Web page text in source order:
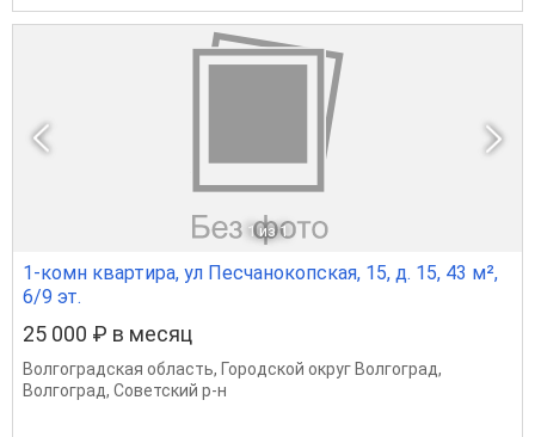
1 из 1
1-комн квартира, ул Песчанокопская, 15, д. 15, 43 м²,
6/9 эт.
25 000 ₽ в месяц
Волгоградская область, Городской округ Волгоград,
Волгоград, Советский р-н